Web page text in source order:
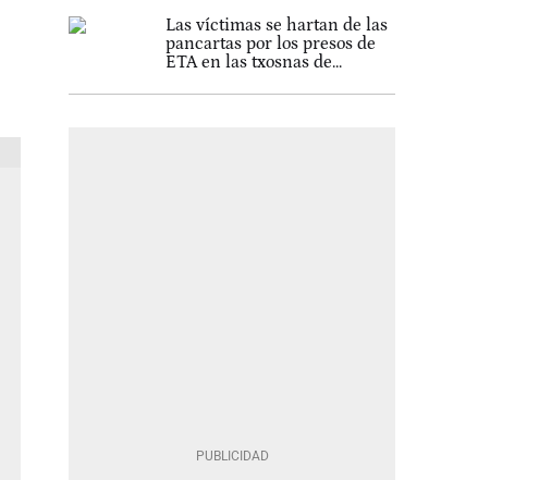
Las víctimas se hartan de las
pancartas por los presos de
ETA en las txosnas de...